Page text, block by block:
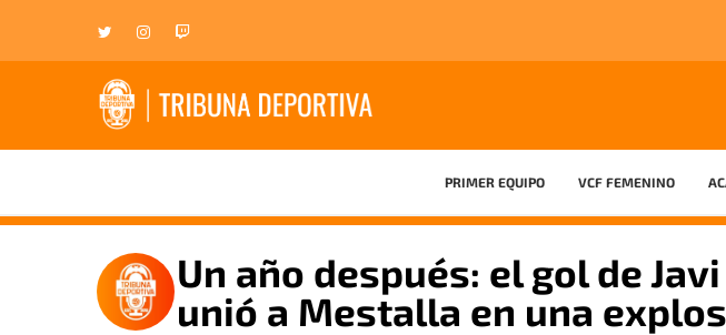
PRIMER EQUIPO VCF FEMENINO
Un año después: el gol de
unió a Mestalla en una